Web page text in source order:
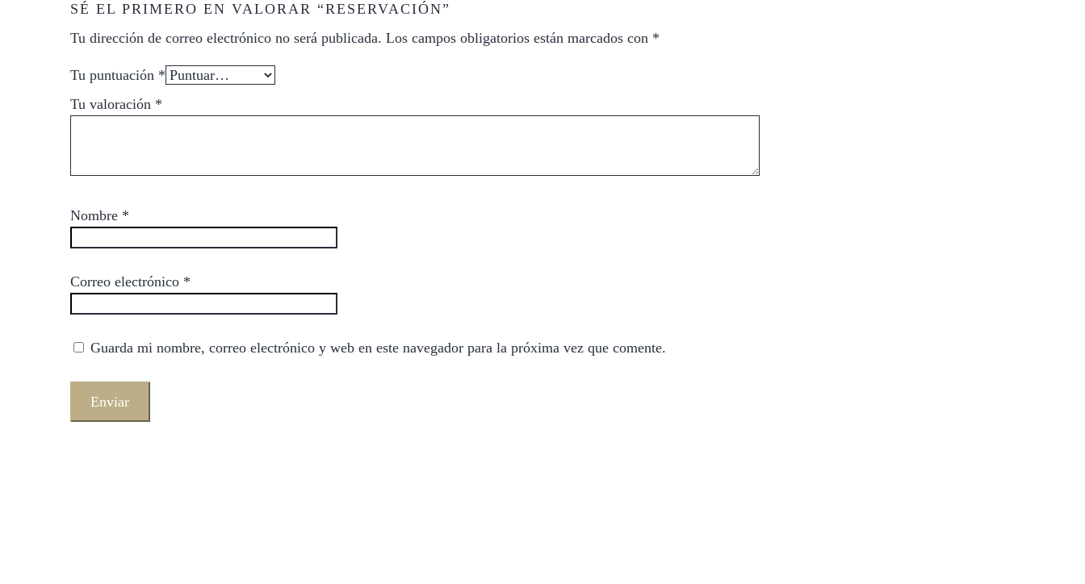
SÉ EL PRIMERO EN VALORAR “RESERVACIÓN”
Tu dirección de correo electrónico no será publicada. Los campos obligatorios están marcados con *
Tu puntuación *
Tu valoración *
Nombre *
Correo electrónico *
Guarda mi nombre, correo electrónico y web en este navegador para la próxima vez que comente.